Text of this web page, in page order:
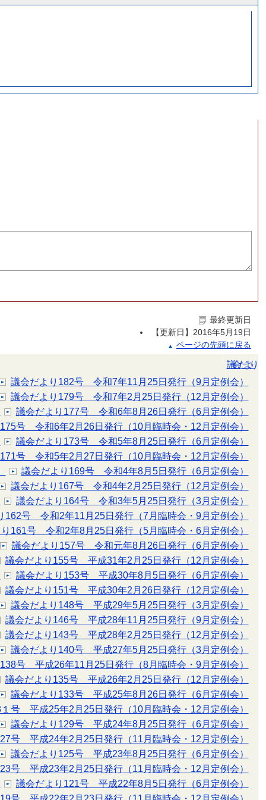
最終更新日
【更新日】 2016年5月19日
ページの先頭に戻る
議会だより
議会だより182号 令和7年11月25日発行（9月定例会）
議会だより179号 令和7年2月25日発行（12月定例会）
議会だより177号 令和6年8月26日発行（6月定例会）
号 令和6年2月26日発行（10月臨時会・12月定例会）
議会だより173号 令和5年8月25日発行（6月定例会）
号 令和5年2月27日発行（10月臨時会・12月定例会）
議会だより169号 令和4年8月5日発行（6月定例会）
議会だより167号 令和4年2月25日発行（12月定例会）
議会だより164号 令和3年5月25日発行（3月定例会）
162号 令和2年11月25日発行（7月臨時会・9月定例会）
161号 令和2年8月25日発行（5月臨時会・6月定例会）
議会だより157号 令和元年8月26日発行（6月定例会）
議会だより155号 平成31年2月25日発行（12月定例会）
議会だより153号 平成30年8月5日発行（6月定例会）
議会だより151号 平成30年2月26日発行（12月定例会）
議会だより148号 平成29年5月25日発行（3月定例会）
議会だより146号 平成28年11月25日発行（9月定例会）
議会だより143号 平成28年2月25日発行（12月定例会）
議会だより140号 平成27年5月25日発行（3月定例会）
号 平成26年11月25日発行（8月臨時会・9月定例会）
議会だより135号 平成26年2月25日発行（12月定例会）
議会だより133号 平成25年8月26日発行（6月定例会）
号 平成25年2月25日発行（10月臨時会・12月定例会）
議会だより129号 平成24年8月25日発行（6月定例会）
号 平成24年2月25日発行（11月臨時会・12月定例会）
議会だより125号 平成23年8月25日発行（6月定例会）
号 平成23年2月25日発行（11月臨時会・12月定例会）
議会だより121号 平成22年8月5日発行（6月定例会）